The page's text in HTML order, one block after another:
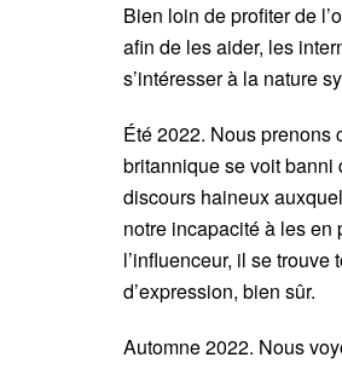
Bien loin de profiter de
afin de les aider, les
s’intéresser à la nature
Été 2022. Nous prenons
britannique se voit
discours haineux
notre incapacité à les en
l’influenceur, il se
d’expression, bien sûr.
Automne 2022. Nous